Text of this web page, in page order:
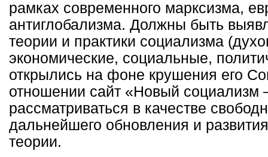
рамках современного марксизма,
антиглобализма. Должны быть
теории и практики социализма
экономические, социальные,
открылись на фоне крушения его
отношении сайт «Новый социализм
рассматриваться в качестве
дальнейшего обновления и
теории.